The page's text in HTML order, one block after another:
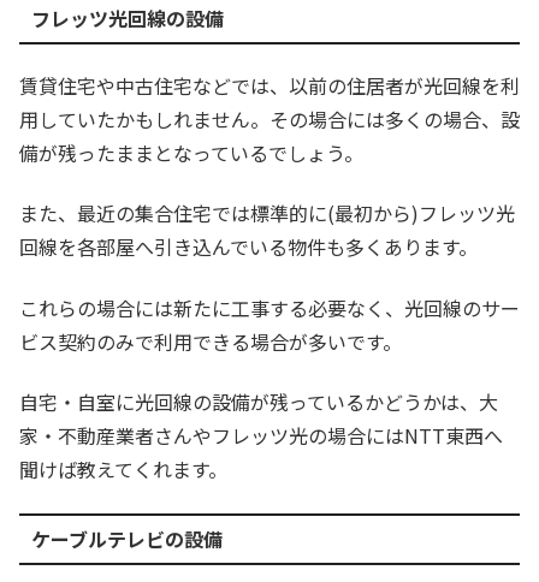
フレッツ光回線の設備
賃貸住宅や中古住宅などでは、以前の住居者が光回線を利
用していたかもしれません。その場合には多くの場合、設
備が残ったままとなっているでしょう。
また、最近の集合住宅では標準的に(最初から)フレッツ光
回線を各部屋へ引き込んでいる物件も多くあります。
これらの場合には新たに工事する必要なく、光回線のサー
ビス契約のみで利用できる場合が多いです。
自宅・自室に光回線の設備が残っているかどうかは、大
家・不動産業者さんやフレッツ光の場合にはNTT東西へ
聞けば教えてくれます。
ケーブルテレビの設備